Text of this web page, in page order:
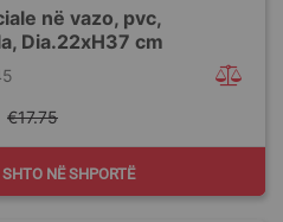
në vazo, pvc,
Dia.22xH37 cm
€17.75
SHTO NË SHPORTË